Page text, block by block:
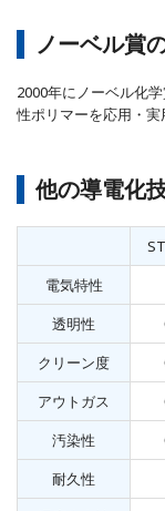
ノーベル賞
2000年にノーベル化
性ポリマーを応用・
他の導電化
電気特性
透明性
クリーン度
アウトガス
汚染性
耐久性